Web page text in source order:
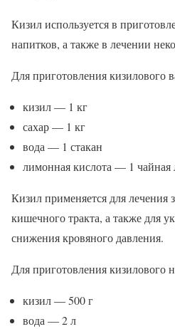
Кизил используется в
напитков, а также в лечении
Для приготовления кизилового
кизил — 1 кг
сахар — 1 кг
вода — 1 стакан
лимонная кислота — 1 чайная
Кизил применяется для лечения
кишечного тракта, а также для
снижения кровяного давления.
Для приготовления кизилового
кизил — 500 г
вода — 2 л